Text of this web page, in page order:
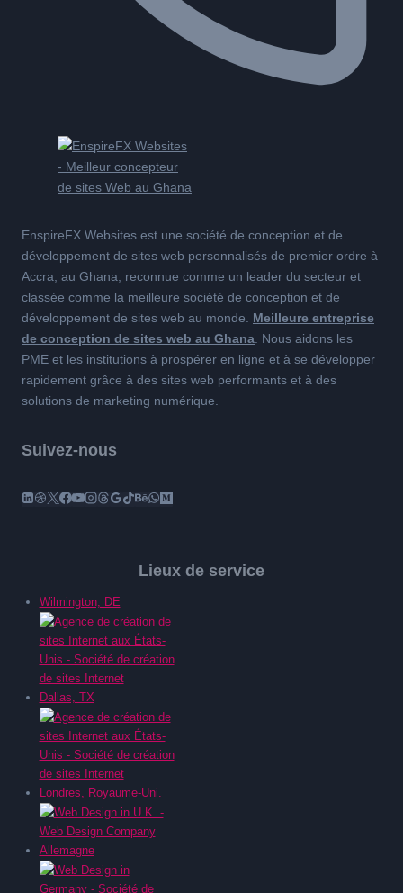
EnspireFX Websites est une société de conception et de
développement de sites web personnalisés de premier ordre à
Accra, au Ghana, reconnue comme un leader du secteur et
classée comme la meilleure société de conception et de
développement de sites web au monde. Meilleure entreprise
de conception de sites web au Ghana . Nous aidons les
PME et les institutions à prospérer en ligne et à se développer
rapidement grâce à des sites web performants et à des
solutions de marketing numérique.
Suivez-nous
Lieux de service
Wilmington, DE
Dallas, TX
Londres, Royaume-Uni.
Allemagne